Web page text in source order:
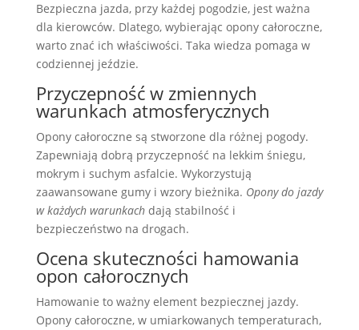
Bezpieczna jazda, przy każdej pogodzie, jest ważna
dla kierowców. Dlatego, wybierając opony całoroczne,
warto znać ich właściwości. Taka wiedza pomaga w
codziennej jeździe.
Przyczepność w zmiennych
warunkach atmosferycznych
Opony całoroczne są stworzone dla różnej pogody.
Zapewniają dobrą przyczepność na lekkim śniegu,
mokrym i suchym asfalcie. Wykorzystują
zaawansowane gumy i wzory bieżnika. Opony do jazdy
w każdych warunkachdają stabilność i
bezpieczeństwo na drogach.
Ocena skuteczności hamowania
opon całorocznych
Hamowanie to ważny element bezpiecznej jazdy.
Opony całoroczne, w umiarkowanych temperaturach,